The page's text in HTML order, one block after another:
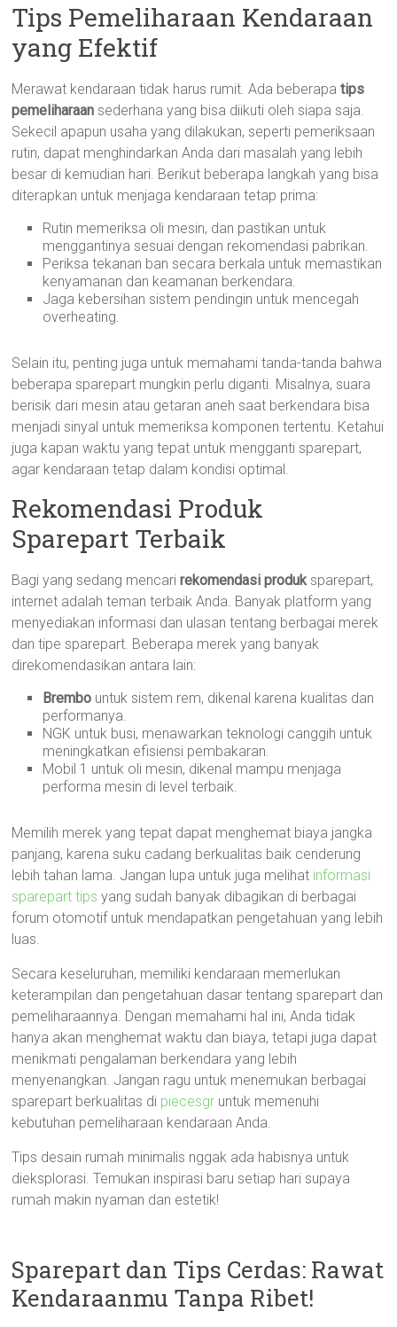
Tips Pemeliharaan Kendaraan
yang Efektif
Merawat kendaraan tidak harus rumit. Ada beberapatips
pemeliharaan sederhana yang bisa diikuti oleh siapa saja.
Sekecil apapun usaha yang dilakukan, seperti pemeriksaan
rutin, dapat menghindarkan Anda dari masalah yang lebih
besar di kemudian hari. Berikut beberapa langkah yang bisa
diterapkan untuk menjaga kendaraan tetap prima:
Rutin memeriksa oli mesin, dan pastikan untuk
menggantinya sesuai dengan rekomendasi pabrikan.
Periksa tekanan ban secara berkala untuk memastikan
kenyamanan dan keamanan berkendara.
Jaga kebersihan sistem pendingin untuk mencegah
overheating.
Selain itu, penting juga untuk memahami tanda-tanda bahwa
beberapa sparepart mungkin perlu diganti. Misalnya, suara
berisik dari mesin atau getaran aneh saat berkendara bisa
menjadi sinyal untuk memeriksa komponen tertentu. Ketahui
juga kapan waktu yang tepat untuk mengganti sparepart,
agar kendaraan tetap dalam kondisi optimal.
Rekomendasi Produk
Sparepart Terbaik
Bagi yang sedang mencarirekomendasi produksparepart,
internet adalah teman terbaik Anda. Banyak platform yang
menyediakan informasi dan ulasan tentang berbagai merek
dan tipe sparepart. Beberapa merek yang banyak
direkomendasikan antara lain:
Brembo untuk sistem rem, dikenal karena kualitas dan
performanya.
NGK untuk busi, menawarkan teknologi canggih untuk
meningkatkan efisiensi pembakaran.
Mobil 1 untuk oli mesin, dikenal mampu menjaga
performa mesin di level terbaik.
Memilih merek yang tepat dapat menghemat biaya jangka
panjang, karena suku cadang berkualitas baik cenderung
lebih tahan lama. Jangan lupa untuk juga melihat informasi
sparepart tips yang sudah banyak dibagikan di berbagai
forum otomotif untuk mendapatkan pengetahuan yang lebih
luas.
Secara keseluruhan, memiliki kendaraan memerlukan
keterampilan dan pengetahuan dasar tentang sparepart dan
pemeliharaannya. Dengan memahami hal ini, Anda tidak
hanya akan menghemat waktu dan biaya, tetapi juga dapat
menikmati pengalaman berkendara yang lebih
menyenangkan. Jangan ragu untuk menemukan berbagai
sparepart berkualitas di piecesgr untuk memenuhi
kebutuhan pemeliharaan kendaraan Anda.
Tips desain rumah minimalis nggak ada habisnya untuk
dieksplorasi. Temukan inspirasi baru setiap hari supaya
rumah makin nyaman dan estetik!
Sparepart dan Tips Cerdas: Rawat
Kendaraanmu Tanpa Ribet!